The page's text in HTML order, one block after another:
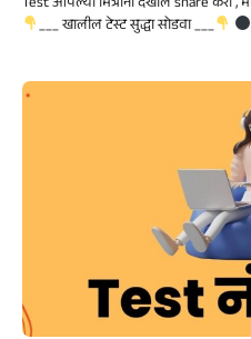
___ खालील टेस्ट सुद्धा सोडवा ___